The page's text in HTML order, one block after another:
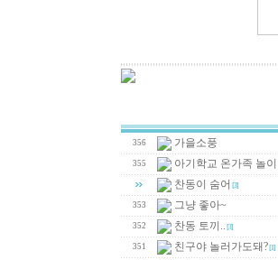
356 가을소풍
355
아기학교 온가족 놀
찬동이 숨어 [3]
353 그냥 좋아~
352 찬동 토끼.. [3]
351 친구야 놀러가도돼? [1]